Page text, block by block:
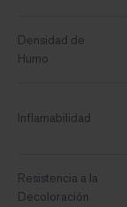
Densidad de
Humo
Inflamabilidad
Resistencia a la
Decoloración